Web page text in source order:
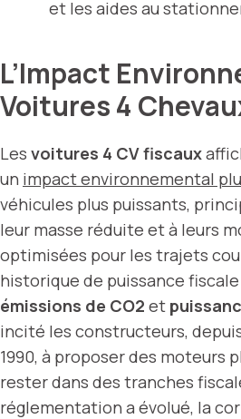
et les aides au
L’Impact
Voitures 4
Les voitures 4 CV fiscaux
un impact environnemental
véhicules plus puissants,
leur masse réduite et à leurs
optimisées pour les trajets
historique de puissance
émissions de CO2 et
incité les constructeurs,
1990, à proposer des moteurs
rester dans des tranches
réglementation a évolué, la